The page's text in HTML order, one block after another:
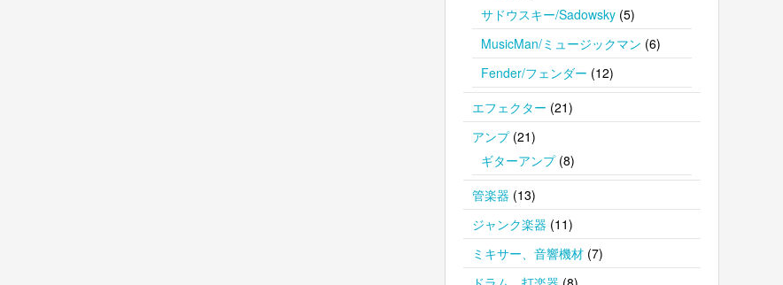
サドウスキー/Sadowsky (5)
MusicMan/ミュージックマン (6)
Fender/フェンダー (12)
エフェクター (21)
アンプ(21)
ギターアンプ(8)
管楽器 (13)
ジャンク楽器 (11)
ミキサー、音響機材 (7)